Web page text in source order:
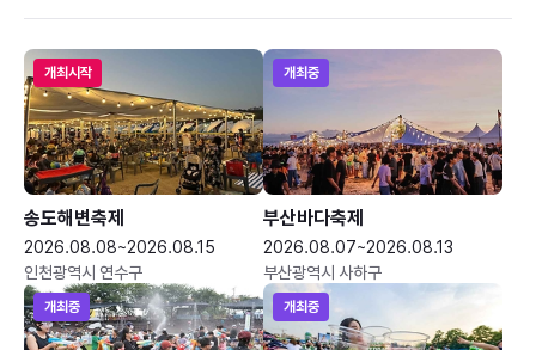
개최시작
송도해변축제
2026.08.08~2026.08.15
인천광역시 연수구
개최중
부산바다축제
2026.08.07~2026.08.13
부산광역시 사하구
개최중 개최중